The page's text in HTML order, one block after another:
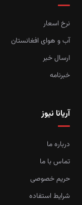
نرخ اسعار
آب و هوای افغانستان
ارسال خبر
خبرنامه
آریانا نیوز
درباره ما
تماس با ما
حریم خصوصی
شرایط استفاده